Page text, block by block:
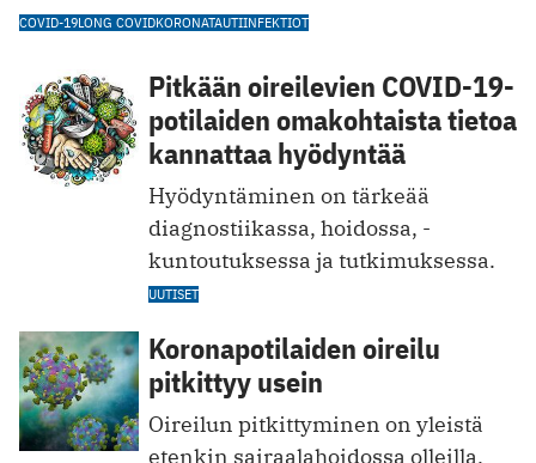
COVID-19LONG COVIDKORONATAUTIINFEKTIOT
Pitkään oireilevien COVID-19-
potilaiden omakohtaista tietoa
kannattaa hyödyntää
Hyödyntäminen on tärkeää
diagnostiikassa, hoidossa, ­
kuntoutuksessa ja tutkimuksessa.
UUTISET
Koronapotilaiden oireilu
pitkittyy usein
Oireilun pitkittyminen on yleistä
etenkin sairaalahoidossa olleilla.